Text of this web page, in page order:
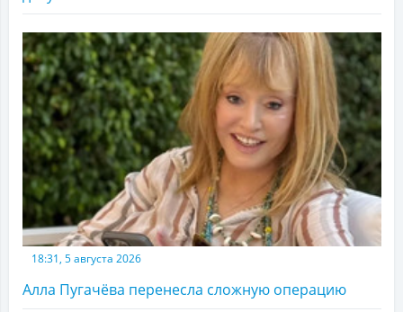
18:31, 5 августа 2026
Алла Пугачёва перенесла сложную операцию